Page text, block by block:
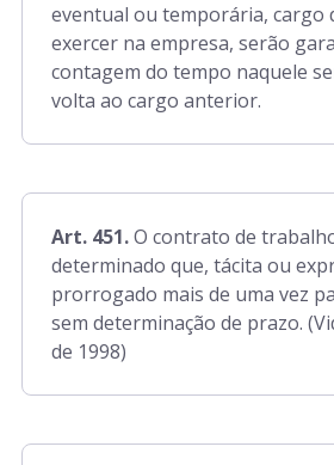
eventual ou temporária, cargo
exercer na empresa, serão
contagem do tempo naquele
volta ao cargo anterior.
Art. 451.O contrato de
determinado que, tácita ou
prorrogado mais de uma vez
sem determinação de prazo.
de 1998)